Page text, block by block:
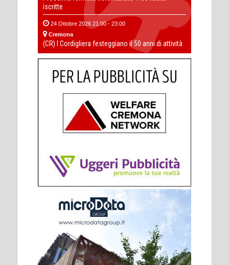
iscritte
24 Ottobre 2026 21:00 - 23:00
Cremona
(CR) I Cordigliera festeggiano il 50 anni di attività